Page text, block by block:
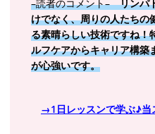
–読者のコメント–リンパ
けでなく、周りの人たちの
る素晴らしい技術ですね！
ルフケアからキャリア構築
が心強いです。
→1日レッスンで学ぶ♪当